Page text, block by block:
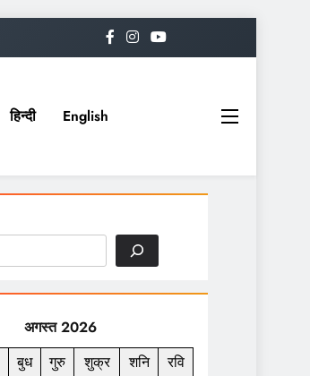
हिन्दी English
अगस्त 2026
बुध गुरु शुक्र शनि
रवि